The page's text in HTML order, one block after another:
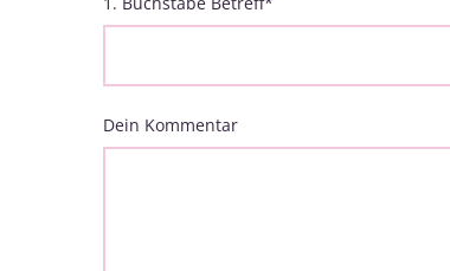
Dein Kommentar